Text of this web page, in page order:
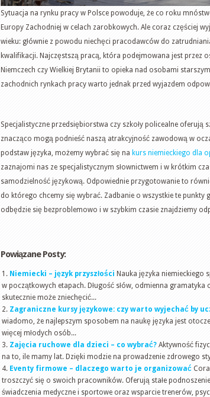
Sytuacja na rynku pracy w Polsce powoduje, że co roku
Europy Zachodniej w celach zarobkowych. Ale coraz częściej
wieku: głównie z powodu niechęci pracodawców do
kwalifikacji. Najczęstszą pracą, która podejmowana jest przez
Niemczech czy Wielkiej Brytanii to opieka nad osobami
zachodnich rynkach pracy warto jednak przed wyjazdem
Specjalistyczne przedsiębiorstwa czy szkoły policealne oferują
znacząco mogą podnieść naszą atrakcyjność zawodową w
podstaw języka, możemy wybrać się na kurs niemieckiego dla
zaznajomi nas ze specjalistycznym słownictwem i w krótkim
samodzielność językową. Odpowiednie przygotowanie to
do którego chcemy się wybrać. Zadbanie o wszystkie te punkty
odbędzie się bezproblemowo i w szybkim czasie znajdziemy
Powiązane Posty:
Niemiecki – język przyszłości Nauka języka niemieckiego
w początkowych etapach. Długość słów, odmienna
skutecznie może zniechęcić...
Zagraniczne kursy językowe: czy warto wyjechać by
wiadomo, że najlepszym sposobem na naukę języka jest
więcej młodych osób...
Zajęcia ruchowe dla dzieci – co wybrać? Aktywność
na to, ile mamy lat. Dzięki modzie na prowadzenie zdrowego
Eventy firmowe – dlaczego warto je organizować
troszczyć się o swoich pracowników. Oferują stałe
świadczenia medyczne i sportowe oraz wsparcie trenerów,